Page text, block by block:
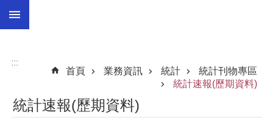
跳到主要內容區塊
總
:::
首頁
業務資訊 統計
統計刊物專區
統計速報(歷期資料)
統計速報(歷期資料)